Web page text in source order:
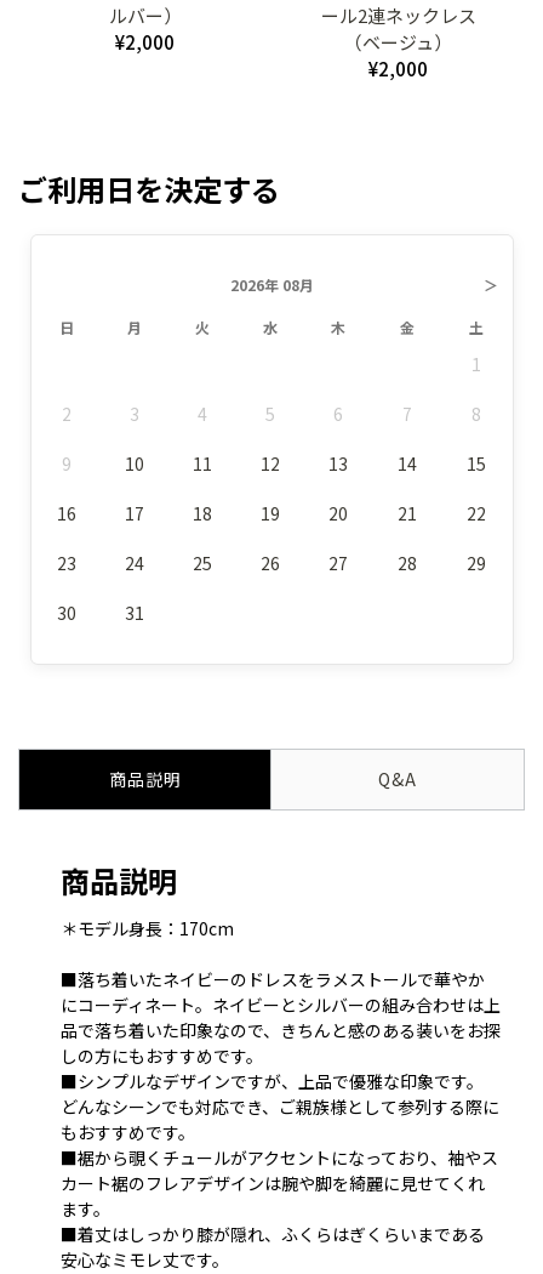
ルバー）
¥2,000
ール2連ネックレス
（ベージュ）
¥2,000
ご利用日を決定する
2026年 08月 ＞
日 月 火 水 木 金 土
1
2 3 4 5 6 7 8
9 10 11 12 13 14 15
16 17 18 19 20 21 22
23 24 25 26 27 28 29
30 31
商品説明 Q&A
商品説明
＊モデル身長：170cm
■落ち着いたネイビーのドレスをラメストールで華やか
にコーディネート。ネイビーとシルバーの組み合わせは上
品で落ち着いた印象なので、きちんと感のある装いをお探
しの方にもおすすめです。
■シンプルなデザインですが、上品で優雅な印象です。
どんなシーンでも対応でき、ご親族様として参列する際に
もおすすめです。
■裾から覗くチュールがアクセントになっており、袖やス
カート裾のフレアデザインは腕や脚を綺麗に見せてくれ
ます。
■着丈はしっかり膝が隠れ、ふくらはぎくらいまである
安心なミモレ丈です。